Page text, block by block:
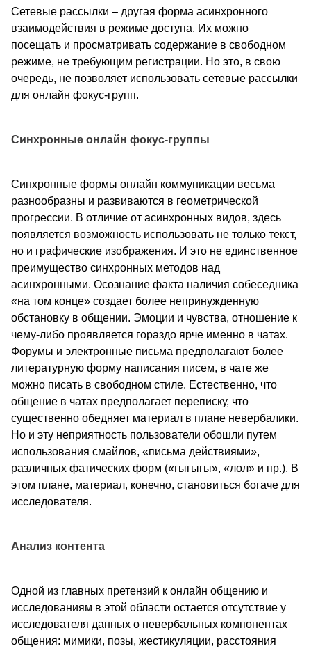
Сетевые рассылки – другая форма асинхронного
взаимодействия в режиме доступа. Их можно
посещать и просматривать содержание в свободном
режиме, не требующим регистрации. Но это, в свою
очередь, не позволяет использовать сетевые рассылки
для онлайн фокус-групп.
Синхронные онлайн фокус-группы
Синхронные формы онлайн коммуникации весьма
разнообразны и развиваются в геометрической
прогрессии. В отличие от асинхронных видов, здесь
появляется возможность использовать не только текст,
но и графические изображения. И это не единственное
преимущество синхронных методов над
асинхронными. Осознание факта наличия собеседника
«на том конце» создает более непринужденную
обстановку в общении. Эмоции и чувства, отношение к
чему-либо проявляется гораздо ярче именно в чатах.
Форумы и электронные письма предполагают более
литературную форму написания писем, в чате же
можно писать в свободном стиле. Естественно, что
общение в чатах предполагает переписку, что
существенно обедняет материал в плане невербалики.
Но и эту неприятность пользователи обошли путем
использования смайлов, «письма действиями»,
различных фатических форм («гыгыгы», «лол» и пр.). В
этом плане, материал, конечно, становиться богаче для
исследователя.
Анализ контента
Одной из главных претензий к онлайн общению и
исследованиям в этой области остается отсутствие у
исследователя данных о невербальных компонентах
общения: мимики, позы, жестикуляции, расстояния